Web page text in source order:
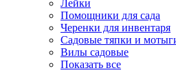
Лейки
Помощники для сада
Черенки для инвентаря
Садовые тяпки и
Вилы садовые
Показать все